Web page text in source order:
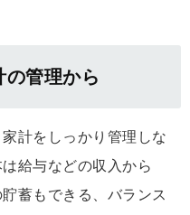
の管理から
計をしっかり管理しな
給与などの収入から
蓄もできる、バランス